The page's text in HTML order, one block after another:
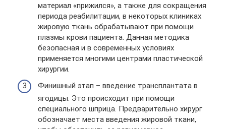
материал «прижился», а также для сокращения
периода реабилитации, в некоторых клиниках
жировую ткань обрабатывают при помощи
плазмы крови пациента. Данная методика
безопасная и в современных условиях
применяется многими центрами пластической
хирургии.
Финишный этап – введение трансплантата в
ягодицы. Это происходит при помощи
специального шприца. Предварительно хирург
обозначает места введения жировой ткани,